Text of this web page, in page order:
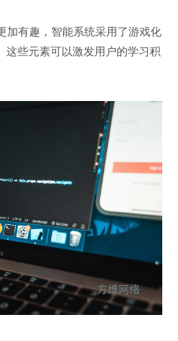
加有趣，智能系统采用了游戏化
这些元素可以激发用户的学习积